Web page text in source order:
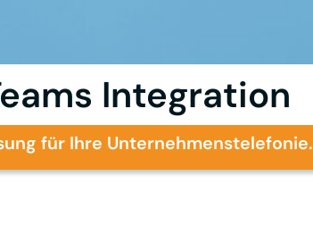
Integration
für Ihre Unternehmenstelefonie.